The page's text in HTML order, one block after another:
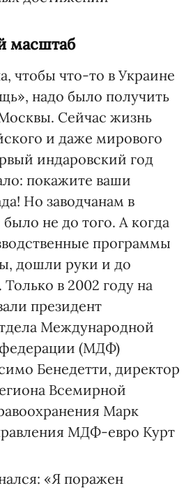
масштаб
чтобы что-то в Украине
надо было получить
Сейчас жизнь
и даже мирового
индаровский год
покажите ваши
Но заводчанам в
не до того. А когда
программы
дошли руки и до
в 2002 году на
президент
Международной
(МДФ)
Бенедетти, директор
Всемирной
Марк
МДФ-евро Курт
«Я поражен